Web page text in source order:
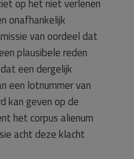
op het niet verlenen
onafhankelijk
van oordeel dat
plausibele reden
een dergelijk
een lotnummer van
kan geven op de
het corpus alienum
acht deze klacht